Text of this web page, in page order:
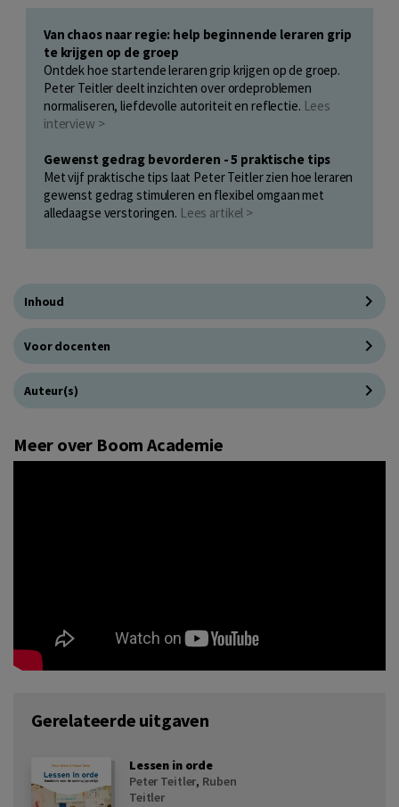
Van chaos naar regie: help beginnende leraren grip
te krijgen op de groep
Ontdek hoe startende leraren grip krijgen op de groep.
Peter Teitler deelt inzichten over ordeproblemen
normaliseren, liefdevolle autoriteit en reflectie. Lees
interview >
Gewenst gedrag bevorderen - 5 praktische tips
Met vijf praktische tips laat Peter Teitler zien hoe leraren
gewenst gedrag stimuleren en flexibel omgaan met
alledaagse verstoringen. Lees artikel >
Inhoud
Voor docenten
Auteur(s)
Meer over Boom Academie
Gerelateerde uitgaven
Lessen in orde
Peter Teitler, Ruben
Teitler